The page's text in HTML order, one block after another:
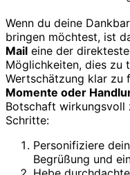
Wenn du deine
bringen möchtest, ist
Mail eine der
Möglichkeiten, dies zu
Wertschätzung klar zu
Momente oder
Botschaft wirkungsvoll
Schritte:
Personifiziere
Begrüßung und